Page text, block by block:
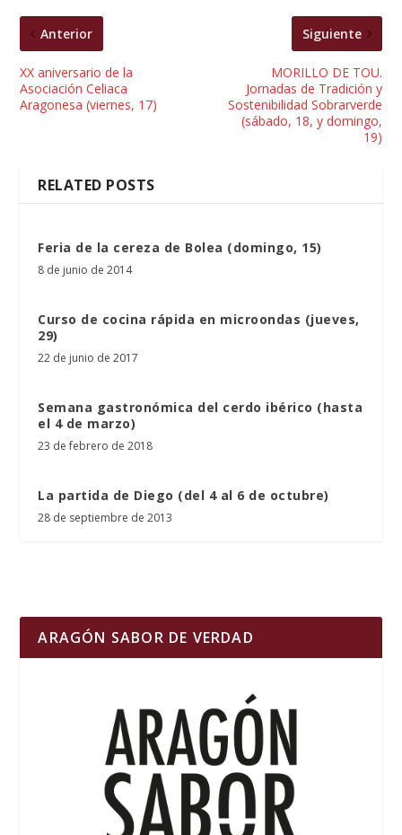
Anterior
XX aniversario de la
Asociación Celiaca
Aragonesa (viernes, 17)
Siguiente
MORILLO DE TOU.
Jornadas de Tradición y
Sostenibilidad Sobrarverde
(sábado, 18, y domingo,
19)
RELATED POSTS
Feria de la cereza de Bolea (domingo, 15)
8 de junio de 2014
Curso de cocina rápida en microondas (jueves,
29)
22 de junio de 2017
Semana gastronómica del cerdo ibérico (hasta
el 4 de marzo)
23 de febrero de 2018
La partida de Diego (del 4 al 6 de octubre)
28 de septiembre de 2013
ARAGÓN SABOR DE VERDAD